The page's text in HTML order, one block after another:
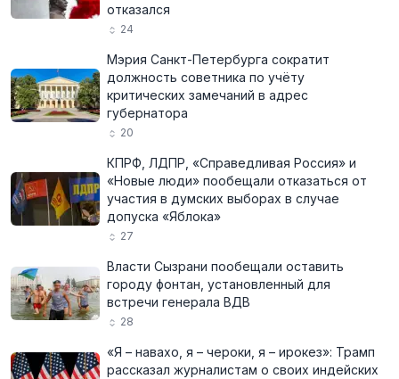
отказался
24
Мэрия Санкт-Петербурга сократит
должность советника по учёту
критических замечаний в адрес
губернатора
20
КПРФ, ЛДПР, «Справедливая Россия» и
«Новые люди» пообещали отказаться от
участия в думских выборах в случае
допуска «Яблока»
27
Власти Сызрани пообещали оставить
городу фонтан, установленный для
встречи генерала ВДВ
28
«Я – навахо, я – чероки, я – ирокез»: Трамп
рассказал журналистам о своих индейских